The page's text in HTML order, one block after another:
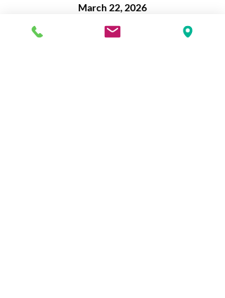
March 22, 2026
3:30pm